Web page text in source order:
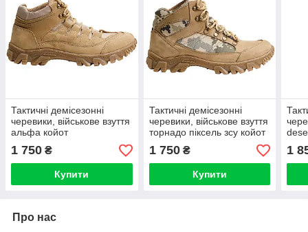
Тактичні демісезонні
черевики, військове взуття
альфа койот
1 750 ₴
Купити
Тактичні демісезонні
черевики, військове взуття
торнадо піксель зсу койот
1 750₴
Купити
1
Про нас